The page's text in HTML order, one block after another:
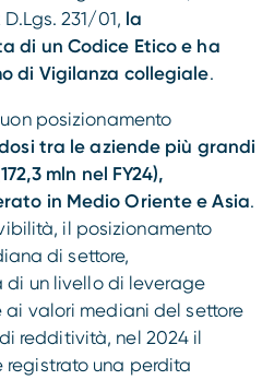
231/01, la
di un Codice Etico e ha
di Vigilanza collegiale.
posizionamento
tra le aziende più grandi
mln nel FY24),
in Medio Oriente e Asia.
il posizionamento
di settore,
un livello di leverage
valori mediani del settore
redditività, nel 2024 il
registrato una perdita